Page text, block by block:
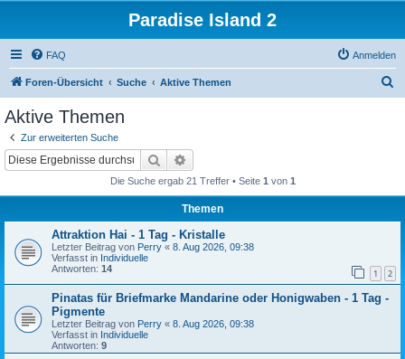
Paradise Island 2
FAQ Anmelden
Foren-Übersicht Suche Aktive Themen
Aktive Themen
Zur erweiterten Suche
Suche
Die Suche ergab 21 Treffer • Seite 1 von 1
Themen
Attraktion Hai - 1 Tag - Kristalle
Letzter Beitrag von Perry « 8. Aug 2026, 09:38
Verfasst in Individuelle
Antworten: 14 1 2
Pinatas für Briefmarke Mandarine oder Honigwaben - 1 Tag -
Pigmente
Letzter Beitrag von Perry « 8. Aug 2026, 09:38
Verfasst in Individuelle
Antworten: 9